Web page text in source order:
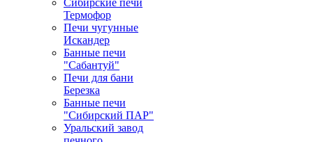
Сибирские печи
Термофор
Печи чугунные
Искандер
Банные печи
"Сабантуй"
Печи для бани
Березка
Банные печи
"Сибирский ПАР"
Уральский завод